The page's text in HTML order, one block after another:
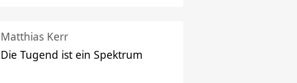
Matthias Kerr
Die Tugend ist ein Spektrum